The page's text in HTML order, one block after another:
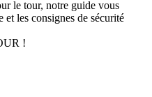
le tour, notre guide vous
les consignes de sécurité
!